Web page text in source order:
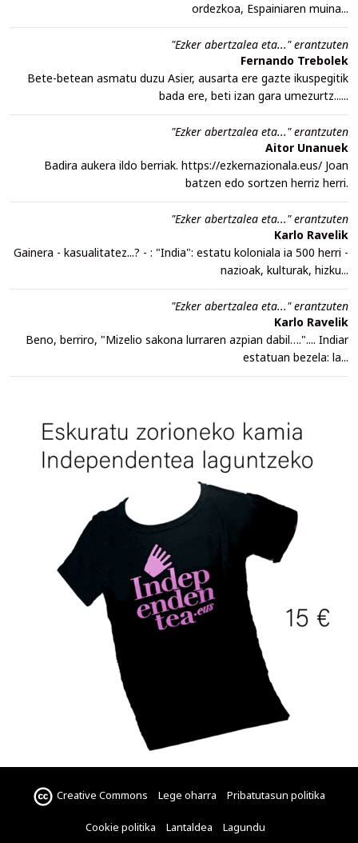
ordezkoa, Espainiaren muina...
"Ezker abertzalea eta..." erantzuten
Fernando Trebolek
Bete-betean asmatu duzu Asier, ausarta ere gazte ikuspegitik
bada ere, beti izan gara umezurtz......
"Ezker abertzalea eta..." erantzuten
Aitor Unanuek
Badira aukera ildo berriak. https://ezkernazionala.eus/ Joan
batzen edo sortzen herriz herri.
"Ezker abertzalea eta..." erantzuten
Karlo Ravelik
Gainera - kasualitatez...? - : "India": estatu koloniala ia 500 herri -
nazioak, kulturak, hizku...
"Ezker abertzalea eta..." erantzuten
Karlo Ravelik
Beno, berriro, "Mizelio sakona lurraren azpian dabil….".... Indiar
estatuan bezela: la...
Creative Commons Lege oharra Pribatutasun politika
Cookie politika Lantaldea Lagundu